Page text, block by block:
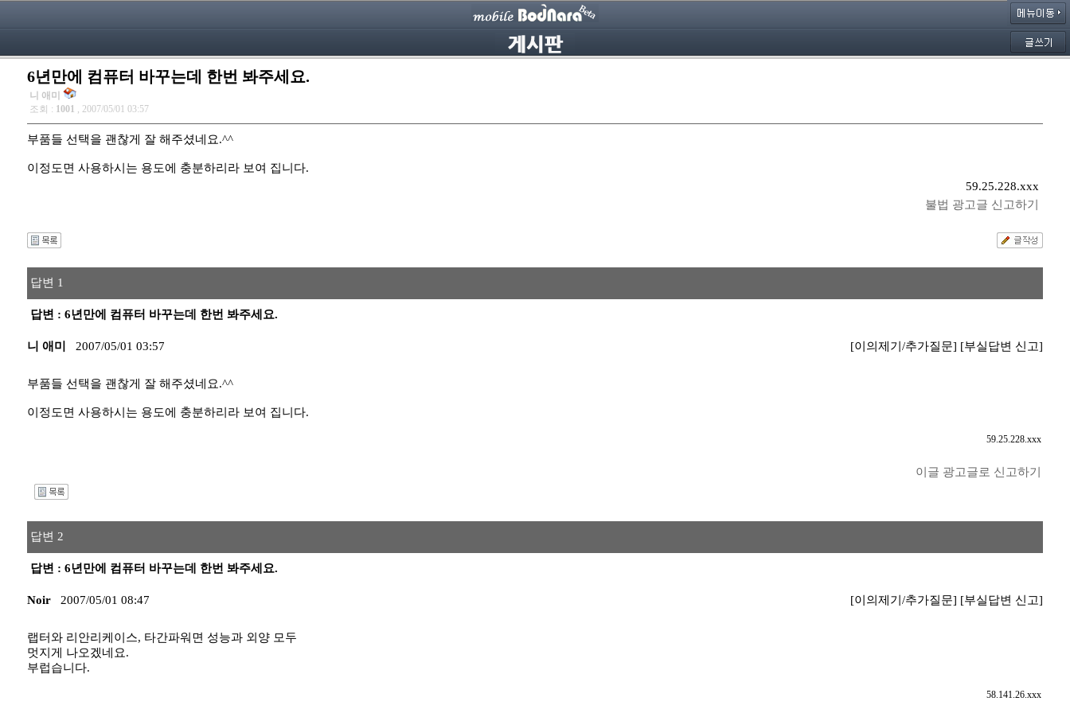
6년만에 컴퓨터 바꾸는데 한번 봐주세요.
니 애미
조회 : 1001 , 2007/05/01 03:57
부품들 선택을 괜찮게 잘 해주셨네요.^^
이정도면 사용하시는 용도에 충분하리라 보여 집니다.
59.25.228.xxx
불법 광고글 신고하기
답변 1
답변 : 6년만에 컴퓨터 바꾸는데 한번 봐주세요.
니 애미 2007/05/01 03:57 [이의제기/추가질문] [부실답변 신고]
부품들 선택을 괜찮게 잘 해주셨네요.^^
이정도면 사용하시는 용도에 충분하리라 보여 집니다.
59.25.228.xxx
이글 광고글로 신고하기
답변 2
답변 : 6년만에 컴퓨터 바꾸는데 한번 봐주세요.
Noir 2007/05/01 08:47 [이의제기/추가질문] [부실답변 신고]
랩터와 리안리케이스, 타간파워면 성능과 외양 모두
멋지게 나오겠네요.
부럽습니다.
58.141.26.xxx